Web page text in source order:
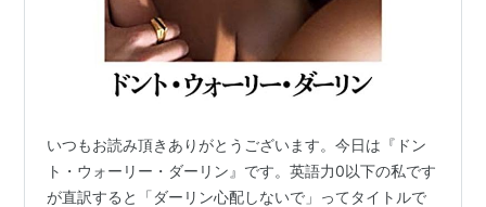
いつもお読み頂きありがとうございます。今日は『ドン
ト・ウォーリー・ダーリン』です。英語力0以下の私です
が直訳すると「ダーリン心配しないで」ってタイトルで